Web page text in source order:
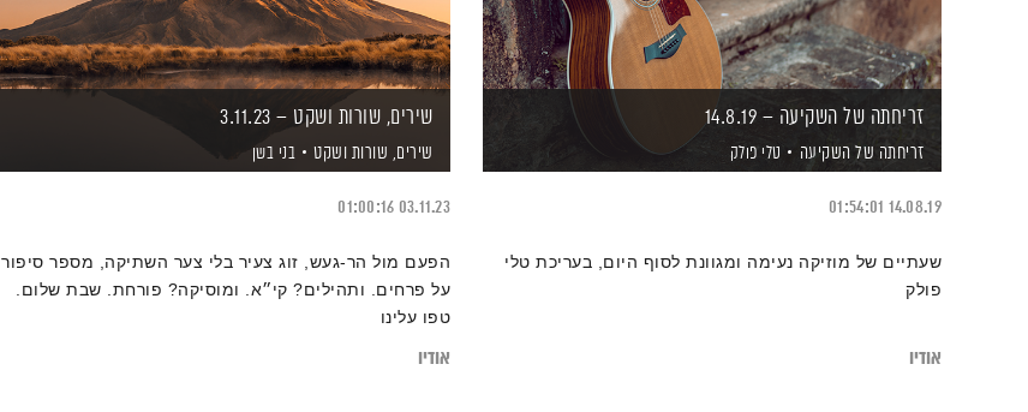
זריחתה של השקיעה – 14.8.19
זריחתה של השקיעה טלי פולק
14.08.19
01:54:01
שעתיים של מוזיקה נעימה ומגוונת לסוף היום, בעריכת טלי
פולק
אודיו
שירים, שורות ושקט – 3.11.23
שירים, שורות ושקט בני בשן
03.11.23
01:00:16
הפעם מול הר-געש, זוג צעיר בלי צער השתיקה, מספר סיפור
על פרחים. ותהילים? קי״א. ומוסיקה? פורחת. שבת שלום.
טפו עלינו
אודיו